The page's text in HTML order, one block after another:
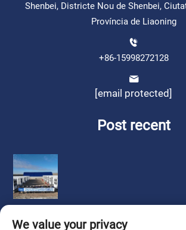
Shenbei, Districte Nou de Shenbei,
Província de Liaoning
+86-15998272128
[email protected]
Post recent
We value your privacy